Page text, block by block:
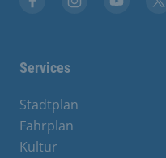
Services
Stadtplan
Fahrplan
Kultur